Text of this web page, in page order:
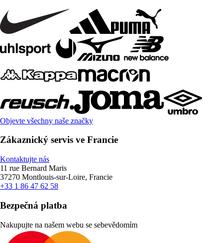
Objevte všechny naše značky
Zákaznický servis ve Francie
Kontaktujte nás
11 rue Bernard Maris
37270 Montlouis-sur-Loire, Francie
+33 1 86 47 62 58
Bezpečná platba
Nakupujte na našem webu se sebevědomím